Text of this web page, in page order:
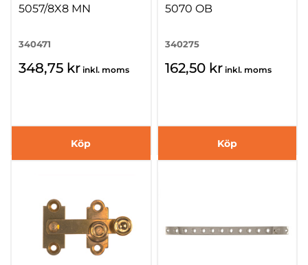
5057/8X8 MN
340471
348,75 kr inkl. moms
Köp
5070 OB
340275
162,50 kr inkl. moms
Köp